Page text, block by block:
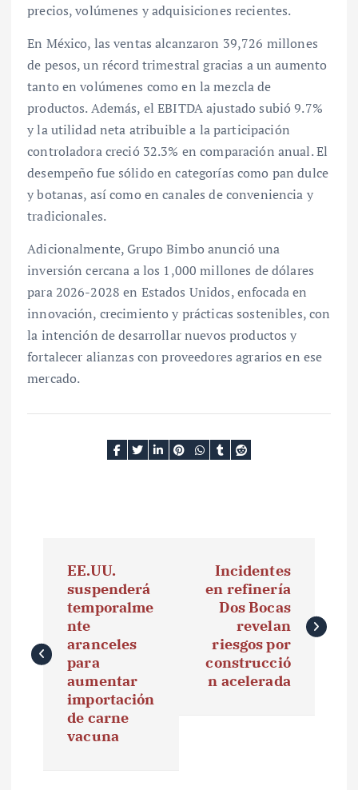
precios, volúmenes y adquisiciones recientes.
En México, las ventas alcanzaron 39,726 millones
de pesos, un récord trimestral gracias a un aumento
tanto en volúmenes como en la mezcla de
productos. Además, el EBITDA ajustado subió 9.7%
y la utilidad neta atribuible a la participación
controladora creció 32.3% en comparación anual. El
desempeño fue sólido en categorías como pan dulce
y botanas, así como en canales de conveniencia y
tradicionales.
Adicionalmente, Grupo Bimbo anunció una
inversión cercana a los 1,000 millones de dólares
para 2026-2028 en Estados Unidos, enfocada en
innovación, crecimiento y prácticas sostenibles, con
la intención de desarrollar nuevos productos y
fortalecer alianzas con proveedores agrarios en ese
mercado.
e
EE.UU.
suspenderá
temporalme
nte
aranceles
para
aumentar
importación
de carne
vacuna
Incidentes
en refinería
Dos Bocas
revelan
riesgos por
construcció
n acelerada